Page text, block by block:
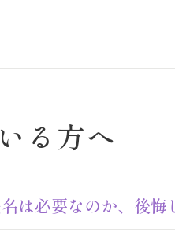
る方へ
は必要なのか、後